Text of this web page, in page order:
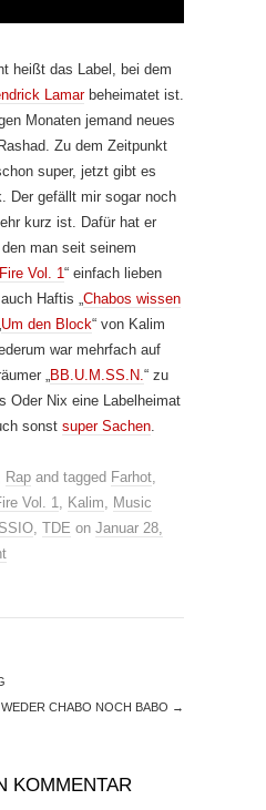
heißt das Label, bei dem
Lamarbeheimatet ist.
Monaten jemand neues
Zu dem Zeitpunkt
super, jetzt gibt es
Der gefällt mir sogar noch
kurz ist. Dafür hat er
man seit seinem
Vol. 1“ einfach lieben
Haftis „Chabos wissen
Um den Block“ von Kalim
war mehrfach auf
„BB.U.M.SS.N.“ zu
Oder Nix eine Labelheimat
sonst super Sachen.
Rap and tagged Farhot,
Vol. 1, Kalim, Music
SSIO, TDE on Januar 28,
CHABO NOCH BABO →
KOMMENTAR